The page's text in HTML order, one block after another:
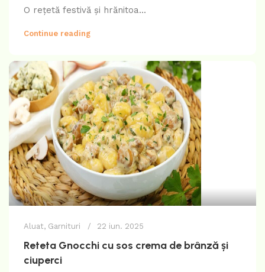
O rețetă festivă și hrănitoa...
Continue reading
Aluat, Garnituri 22 iun. 2025
Reteta Gnocchi cu sos crema de brânză și
ciuperci